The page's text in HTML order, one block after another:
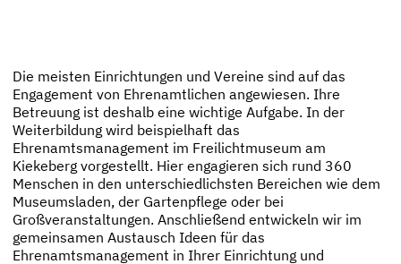
Die meisten Einrichtungen und Vereine sind auf das
Engagement von Ehrenamtlichen angewiesen. Ihre
Betreuung ist deshalb eine wichtige Aufgabe. In der
Weiterbildung wird beispielhaft das
Ehrenamtsmanagement im Freilichtmuseum am
Kiekeberg vorgestellt. Hier engagieren sich rund 360
Menschen in den unterschiedlichsten Bereichen wie dem
Museumsladen, der Gartenpflege oder bei
Großveranstaltungen. Anschließend entwickeln wir im
gemeinsamen Austausch Ideen für das
Ehrenamtsmanagement in Ihrer Einrichtung und